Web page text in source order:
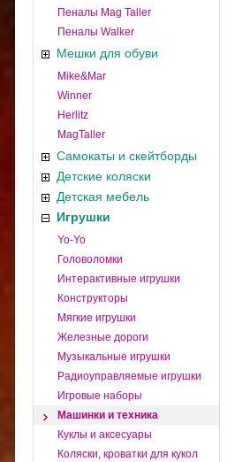
Пеналы Mag Taller
Пеналы Walker
Мешки для обуви
Mike&Mar
Winner
Herlitz
MagTaller
Самокаты и скейтборды
Детские коляски
Детская мебель
Игрушки
Yo-Yo
Головоломки
Интерактивные игрушки
Конструкторы
Мягкие игрушки
Железные дороги
Музыкальные игрушки
Радиоуправляемые игрушки
Игровые наборы
Машинки и техника
Куклы и аксесуары
Коляски, кроватки для кукол